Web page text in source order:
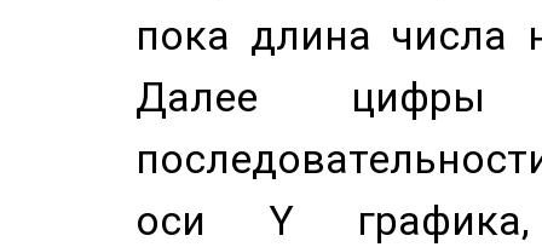
пока длина числа
Далее цифры
оси Y